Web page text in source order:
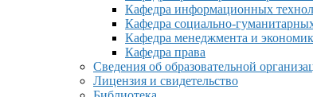
Кафедра информационных
Кафедра социально-
Кафедра менеджмента и
Кафедра права
Сведения об образовательной
Лицензия и свидетельство